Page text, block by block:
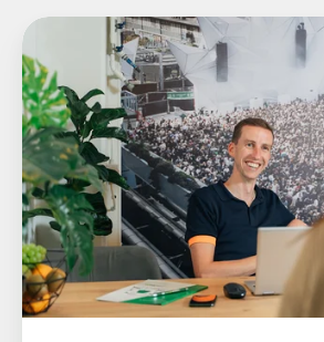
Personeel
werven:
10
tips
voor
het
werven
van
personeel